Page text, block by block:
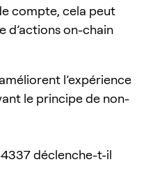
compte, cela peut
d’actions on-chain
l’expérience
le principe de non-
4337 déclenche-t-il